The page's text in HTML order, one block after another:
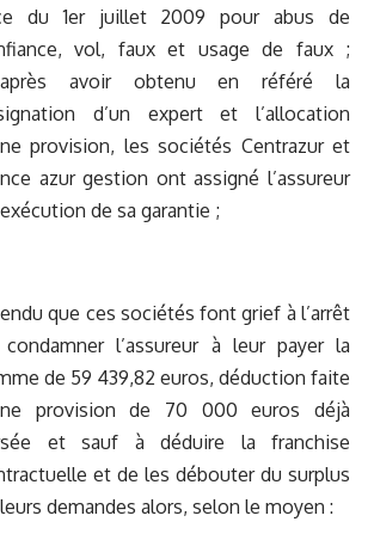
du 1er juillet 2009 pour abus de
vol, faux et usage de faux ;
avoir obtenu en référé la
d’un expert et l’allocation
provision, les sociétés Centrazur et
azur gestion ont assigné l’assureur
de sa garantie ;
que ces sociétés font grief à l’arrêt
l’assureur à leur payer la
de 59 439,82 euros, déduction faite
provision de 70 000 euros déjà
et sauf à déduire la franchise
et de les débouter du surplus
demandes alors, selon le moyen :